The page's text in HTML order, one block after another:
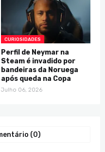
CURIOSIDADES
Perfil de Neymar na
Steam é invadido por
bandeiras da Noruega
após queda na Copa
Julho 06, 2026
(0)